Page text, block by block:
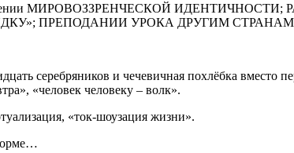
МИРОВОЗЗРЕНЧЕСКОЙ
ПРЕПОДАНИИ УРОКА ДРУГИМ
серебряников и чечевичная похлёбка вместо
«человек человеку – волк».
«ток-шоузация жизни».